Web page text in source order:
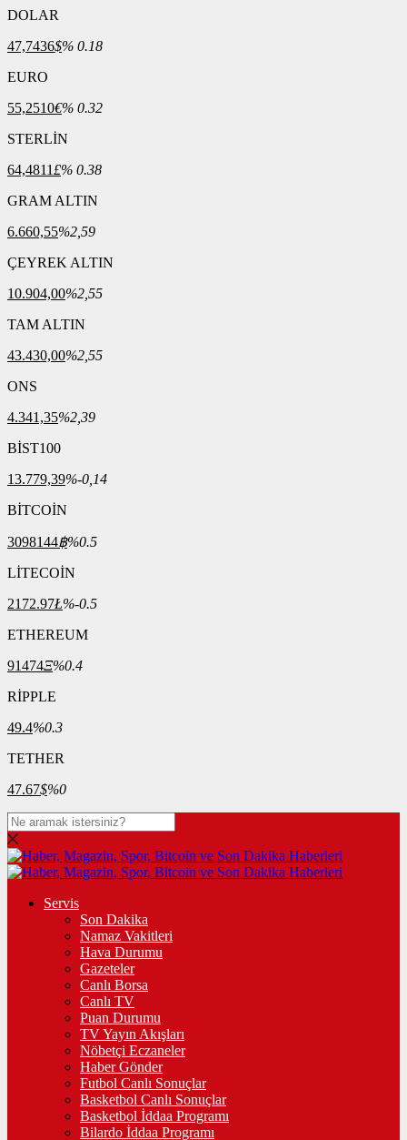
DOLAR
47,7436$% 0.18
EURO
55,2510€% 0.32
STERLİN
64,4811£% 0.38
GRAM ALTIN
6.660,55%2,59
ÇEYREK ALTIN
10.904,00%2,55
TAM ALTIN
43.430,00%2,55
ONS
4.341,35%2,39
BİST100
13.779,39%-0,14
BİTCOİN
3098144฿%0.5
LİTECOİN
2172.97Ł%-0.5
ETHEREUM
91474Ξ%0.4
RİPPLE
49.4%0.3
TETHER
47.67$%0
Servis
Son Dakika
Namaz Vakitleri
Hava Durumu
Gazeteler
Canlı Borsa
Canlı TV
Puan Durumu
TV Yayın Akışları
Nöbetçi Eczaneler
Haber Gönder
Futbol Canlı Sonuçlar
Basketbol Canlı Sonuçlar
Basketbol İddaa Programı
Bilardo İddaa Programı